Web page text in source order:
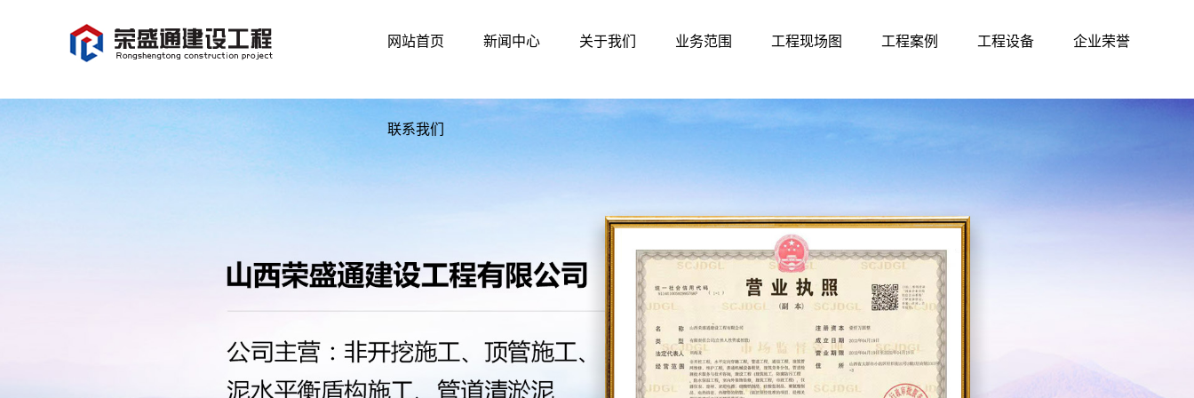
网站首页 新闻中心 关于我们 业务范围 工程现场图 工程案例 工程设备 企业荣誉
联系我们